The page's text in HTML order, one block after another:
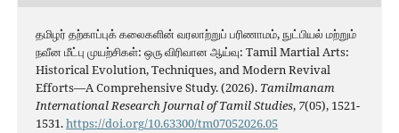
தமிழர் தற்காப்புக் கலைகளின் வரலாற்றுப் பரிணாமம், நுட்பியல் மற்றும்
நவீன மீட்பு முயற்சிகள்: ஒரு விரிவான ஆய்வு: Tamil Martial Arts:
Historical Evolution, Techniques, and Modern Revival
Efforts—A Comprehensive Study. (2026). Tamilmanam
International Research Journal of Tamil Studies, 7(05), 1521-
1531.https://doi.org/10.63300/tm07052026.05